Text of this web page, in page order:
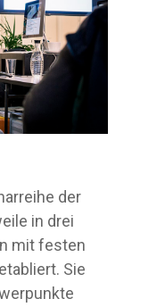
der
in drei
mit festen
Sie